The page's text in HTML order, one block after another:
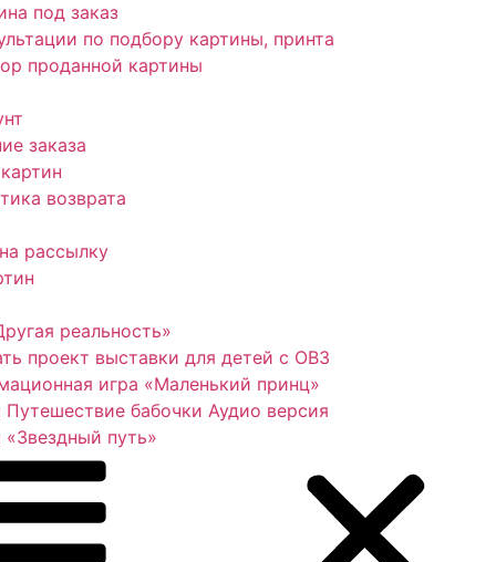
под заказ
по подбору картины, принта
проданной картины
заказа
возврата
рассылку
реальность»
проект выставки для детей с ОВЗ
игра «Маленький принц»
бабочки Аудио версия
путь»